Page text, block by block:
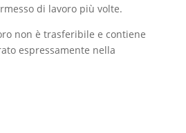
di lavoro più volte.
non è trasferibile e contiene
espressamente nella